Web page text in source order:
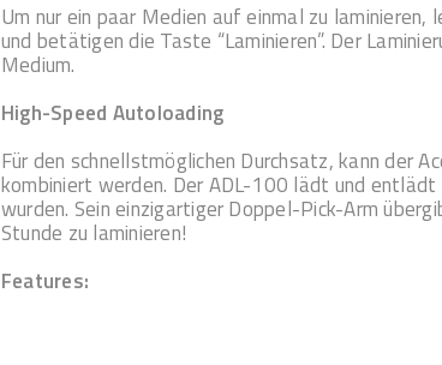
Um nur ein paar Medien auf einmal zu laminieren,
und betätigen die Taste “Laminieren”. Der
Medium.
High-Speed Autoloading
Für den schnellstmöglichen Durchsatz, kann der
kombiniert werden. Der ADL-100 lädt und
wurden. Sein einzigartiger Doppel-Pick-Arm
Stunde zu laminieren!
Features: